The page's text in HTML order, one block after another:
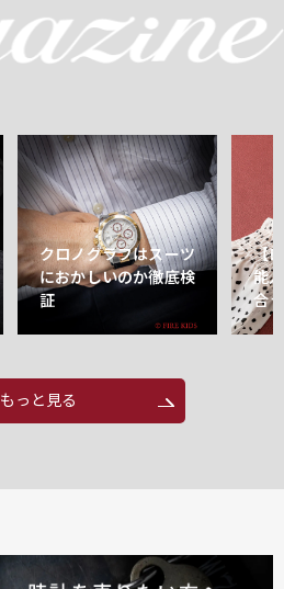
クロノグラフはスーツ
におかしいのか徹底検
証
【
能
合
もっと見る